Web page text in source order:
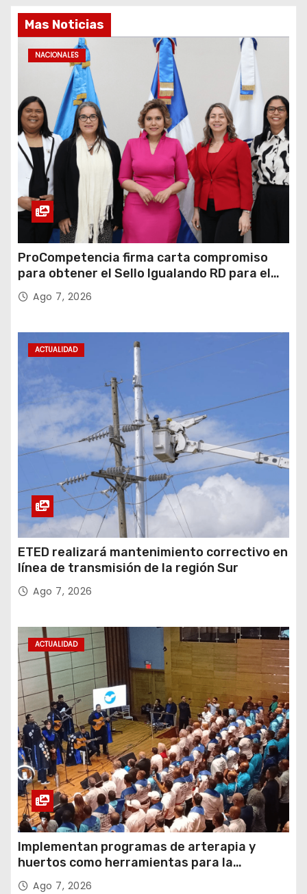
Mas Noticias
NACIONALES
ProCompetencia firma carta compromiso
para obtener el Sello Igualando RD para el
Sector Público
Ago 7, 2026
ACTUALIDAD
ETED realizará mantenimiento correctivo en
línea de transmisión de la región Sur
Ago 7, 2026
ACTUALIDAD
Implementan programas de arterapia y
huertos como herramientas para la
recuperación y la inclusión social
Ago 7, 2026